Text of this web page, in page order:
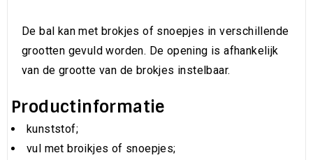
De bal kan met brokjes of snoepjes in verschillende
grootten gevuld worden. De opening is afhankelijk
van de grootte van de brokjes instelbaar.
Productinformatie
kunststof;
vul met broikjes of snoepjes;